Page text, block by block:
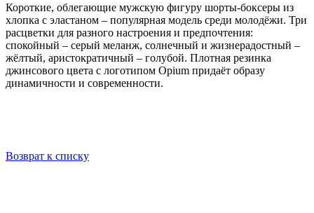
Короткие, облегающие мужскую фигуру шорты-боксеры из
хлопка с эластаном – популярная модель среди молодёжи. Три
расцветки для разного настроения и предпочтения:
спокойный – серый меланж, солнечный и жизнерадостный –
жёлтый, аристократичный – голубой. Плотная резинка
джинсового цвета с логотипом Opium придаёт образу
динамичности и современности.
Возврат к списку